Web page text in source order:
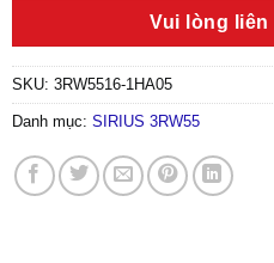
Vui lòng
SKU: 3RW5516-1HA05
Danh mục: SIRIUS 3RW55